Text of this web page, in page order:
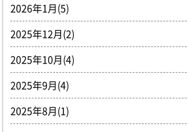
2026年1月(5)
2025年12月(2)
2025年10月(4)
2025年9月(4)
2025年8月(1)